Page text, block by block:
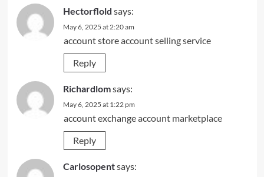
Hectorflold says:
May 6, 2025 at 2:20 am
account storeaccount selling service
Reply
Richardlomsays:
May 6, 2025 at 1:22 pm
account exchangeaccount marketplace
Reply
Carlosopentsays: